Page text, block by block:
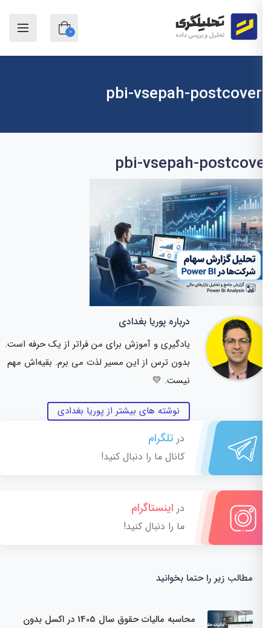
pbi-vsepah-postcover
pbi-vsepah-
درباره پوریا بغدادی
یادگیری و آموزش برای من فراتر از یک حرفه است.
بدون ترس از این مسیر لذت می برم. بقیه‌اش مهم
نیست. 💛
نوشته های بیشتر از پوریا بغدادی
درتلگرام
کانال ما را دنبال کنید!
دراینستاگرام
ما را دنبال کنید!
مطالب زیر را حتما بخوانید
محاسبه مالیات حقوق سال 1405 در اکسل بدون